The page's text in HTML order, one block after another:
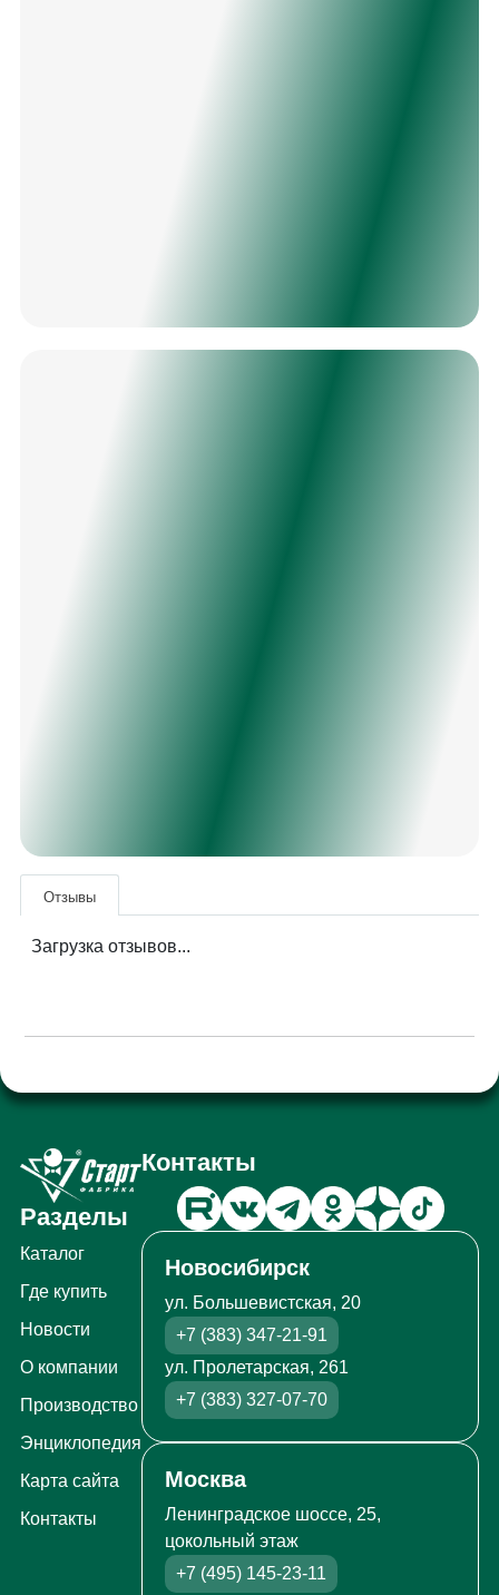
Отзывы
Загрузка отзывов...
Разделы
Каталог
Где купить
Новости
О компании
Производство
Энциклопедия
Карта сайта
Контакты
Контакты
Новосибирск
ул. Большевистская, 20
+7 (383) 347-21-91
ул. Пролетарская, 261
+7 (383) 327-07-70
Москва
Ленинградское шоссе, 25,
цокольный этаж
+7 (495) 145-23-11